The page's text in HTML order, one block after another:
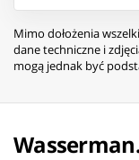
Mimo dołożenia
dane techniczne i
mogą jednak być